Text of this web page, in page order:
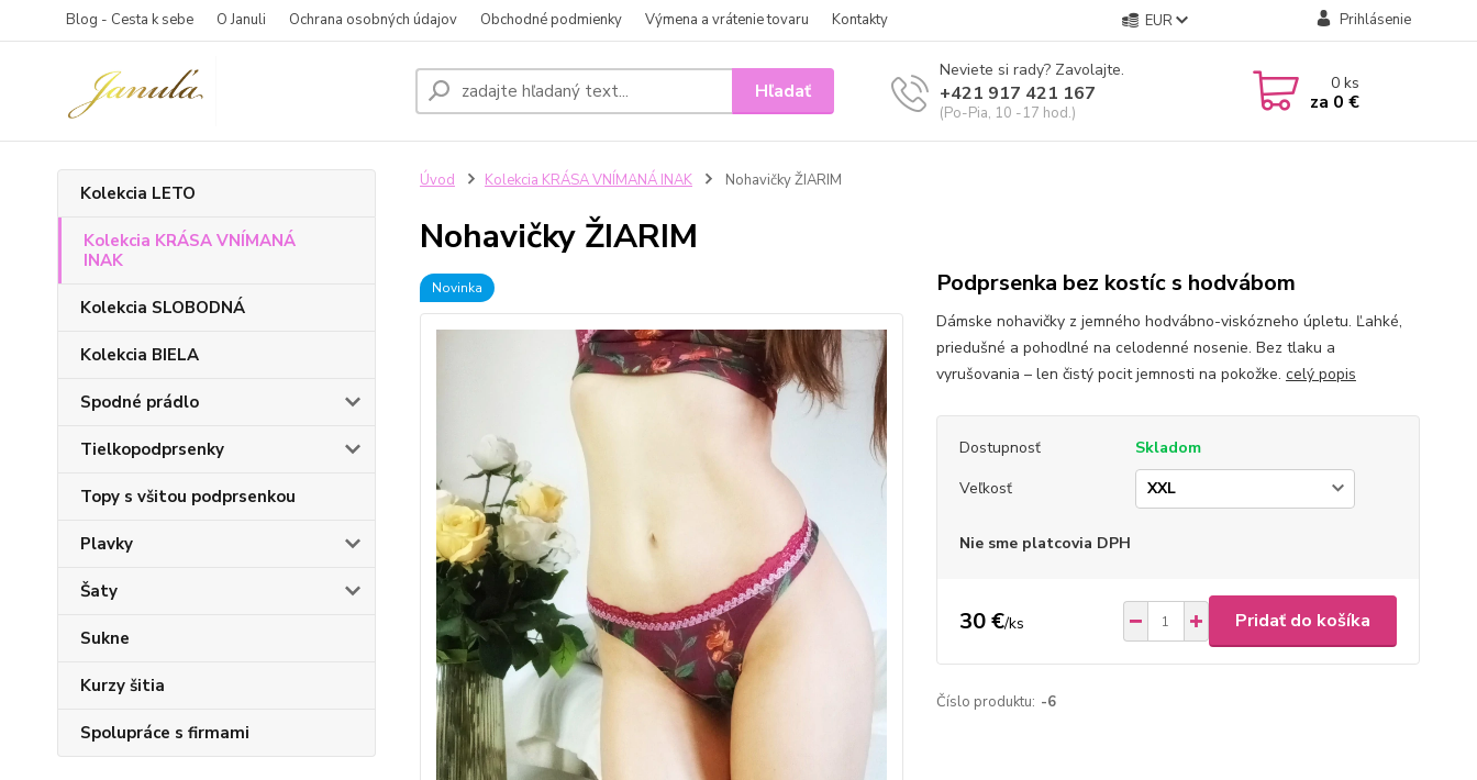
Blog - Cesta k sebe O Januli Ochrana osobných údajov Obchodné podmienky Výmena a vrátenie tovaru Kontakty EUR Prihlásenie
Hľadať
Neviete si rady? Zavolajte.
+421 917 421 167
(Po-Pia, 10 -17 hod.)
0ks
za 0 €
Kolekcia LETO
Kolekcia KRÁSA VNÍMANÁ
INAK
Kolekcia SLOBODNÁ
Kolekcia BIELA
Spodné prádlo
Tielkopodprsenky
Topy s všitou podprsenkou
Plavky
Šaty
Sukne
Kurzy šitia
Spolupráce s firmami
Úvod Kolekcia KRÁSA VNÍMANÁ INAK Nohavičky ŽIARIM
Nohavičky ŽIARIM
Novinka Podprsenka bez kostíc s hodvábom
Dámske nohavičky z jemného hodvábno-viskózneho úpletu. Ľahké,
priedušné a pohodlné na celodenné nosenie. Bez tlaku a
vyrušovania – len čistý pocit jemnosti na pokožke. celý popis
Dostupnosť
Skladom
Veľkosť
Nie sme platcovia DPH
30 €/ks Pridať do košíka
Číslo produktu: -6